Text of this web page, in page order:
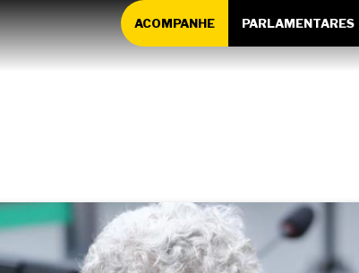
ACOMPANHE PARLAMENTARES